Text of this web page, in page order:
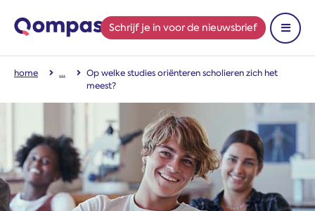
Schrijf je in voor de nieuwsbrief
Toon
home
Op welke studies oriënteren scholieren zich het
meest?